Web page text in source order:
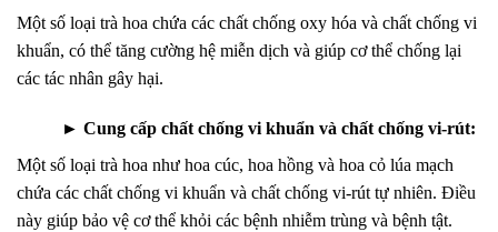
Một số loại trà hoa chứa các chất chống oxy hóa và chất chống vi
khuẩn, có thể tăng cường hệ miễn dịch và giúp cơ thể chống lại
các tác nhân gây hại.
► Cung cấp chất chống vi khuẩn và chất chống vi-rút:
Một số loại trà hoa như hoa cúc, hoa hồng và hoa cỏ lúa mạch
chứa các chất chống vi khuẩn và chất chống vi-rút tự nhiên. Điều
này giúp bảo vệ cơ thể khỏi các bệnh nhiễm trùng và bệnh tật.